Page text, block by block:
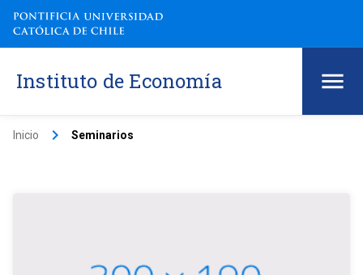
Instituto de Economía
Inicio keyboard_arrow_right Seminarios